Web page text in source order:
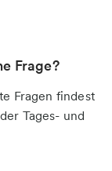
Frage?
Fragen findest
Tages- und